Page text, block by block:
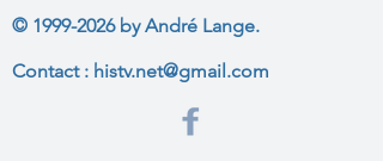
© 1999-2026by André Lange.
Contact : histv.net@gmail.com